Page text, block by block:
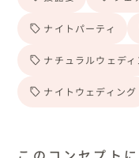
ナイトパーティ
ナチュラルウェディ
ナイトウェディング